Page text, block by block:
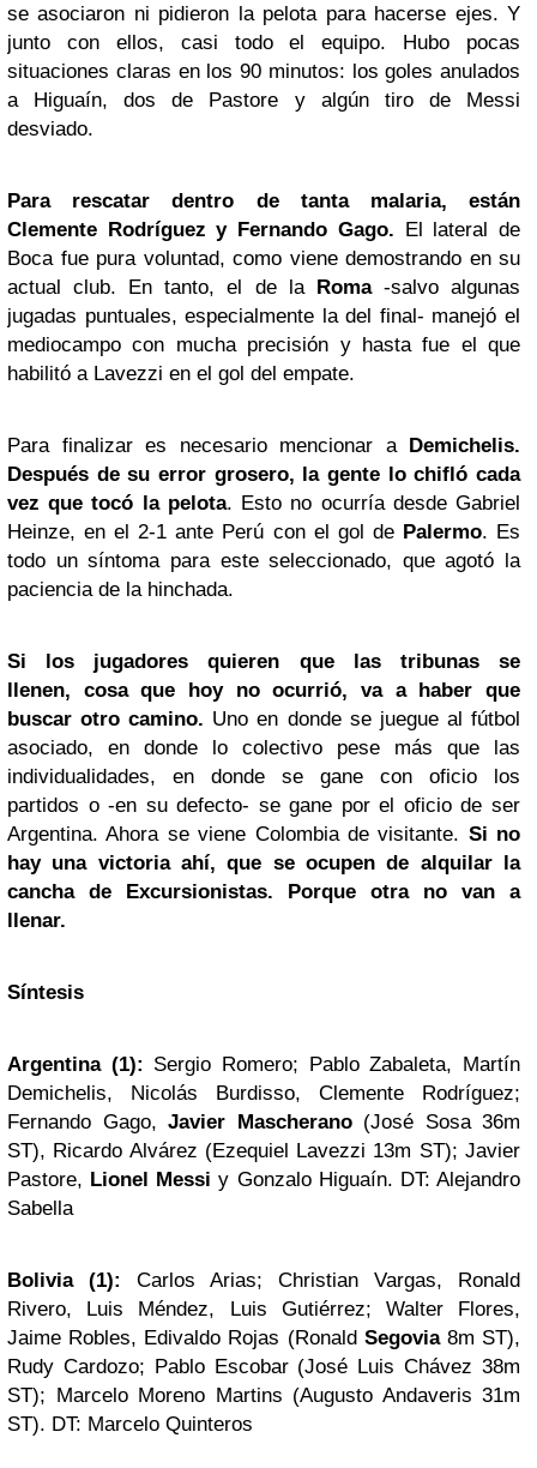
se asociaron ni pidieron la pelota para hacerse ejes. Y
junto con ellos, casi todo el equipo. Hubo pocas
situaciones claras en los 90 minutos: los goles anulados
a Higuaín, dos de Pastore y algún tiro de Messi
desviado.
Para rescatar dentro de tanta malaria, están
Clemente Rodríguez y Fernando Gago. El lateral de
Boca fue pura voluntad, como viene demostrando en su
actual club. En tanto, el de la Roma-salvo algunas
jugadas puntuales, especialmente la del final- manejó el
mediocampo con mucha precisión y hasta fue el que
habilitó a Lavezzi en el gol del empate.
Para finalizar es necesario mencionar a Demichelis.
Después de su error grosero, la gente lo chifló cada
vez que tocó la pelota. Esto no ocurría desde Gabriel
Heinze, en el 2-1 ante Perú con el gol de Palermo. Es
todo un síntoma para este seleccionado, que agotó la
paciencia de la hinchada.
Si los jugadores quieren que las tribunas se
llenen, cosa que hoy no ocurrió, va a haber que
buscar otro camino. Uno en donde se juegue al fútbol
asociado, en donde lo colectivo pese más que las
individualidades, en donde se gane con oficio los
partidos o -en su defecto- se gane por el oficio de ser
Argentina. Ahora se viene Colombia de visitante. Si no
hay una victoria ahí, que se ocupen de alquilar la
cancha de Excursionistas. Porque otra no van a
llenar.
Síntesis
Argentina (1): Sergio Romero; Pablo Zabaleta, Martín
Demichelis, Nicolás Burdisso, Clemente Rodríguez;
Fernando Gago, Javier Mascherano(José Sosa 36m
ST), Ricardo Alvárez (Ezequiel Lavezzi 13m ST); Javier
Pastore, Lionel Messi y Gonzalo Higuaín. DT: Alejandro
Sabella
Bolivia (1):
Carlos Arias; Christian Vargas, Ronald
Rivero, Luis Méndez, Luis Gutiérrez; Walter Flores,
Jaime Robles, Edivaldo Rojas (Ronald Segovia8m ST),
Rudy Cardozo; Pablo Escobar (José Luis Chávez 38m
ST); Marcelo Moreno Martins (Augusto Andaveris 31m
ST). DT: Marcelo Quinteros